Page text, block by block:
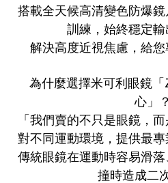
搭載全天候高清變色防爆
訓練，始終穩定輸
解決高度近視焦慮，給您
為什麼選擇米可利眼鏡「
心」？
「我們賣的不只是眼鏡，
對不同運動環境，提供最專
傳統眼鏡在運動時容易滑
撞時造成二